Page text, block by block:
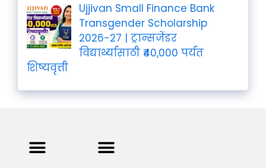
Ujjivan Small Finance Bank
Transgender Scholarship
2026-27 | ट्रान्सजेंडर
विद्यार्थ्यांसाठी ₹40,000 पर्यंत
शिष्यवृत्ती